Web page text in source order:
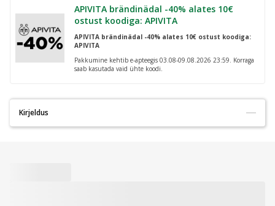
APIVITA brändinädal -40% alates 10€
ostust koodiga: APIVITA
APIVITA brändinädal -40% alates 10€ ostust koodiga:
APIVITA
Pakkumine kehtib e-apteegis 03.08-09.08.2026 23:59. Korraga
saab kasutada vaid ühte koodi.
Kirjeldus